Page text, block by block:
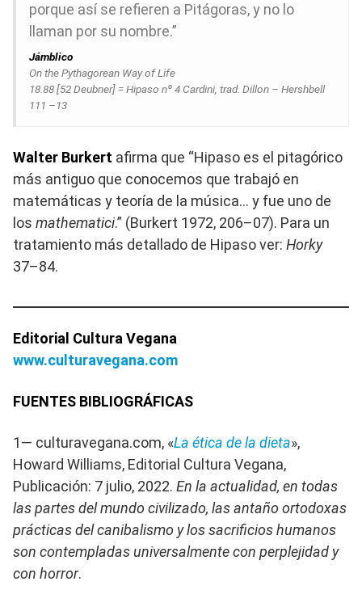
porque así se refieren a Pitágoras, y no lo
llaman por su nombre.”
Jámblico
On the Pythagorean Way of Life
18.88 [52 Deubner] = Hipaso nº 4 Cardini, trad. Dillon – Hershbell
111 –13
Walter Burkert afirma que “Hipaso es el pitagórico
más antiguo que conocemos que trabajó en
matemáticas y teoría de la música… y fue uno de
los mathematici.” (Burkert 1972, 206–07). Para un
tratamiento más detallado de Hipaso ver: Horky
37–84.
Editorial Cultura Vegana
www.culturavegana.com
FUENTES BIBLIOGRÁFICAS
1— culturavegana.com, «La ética de la dieta»,
Howard Williams, Editorial Cultura Vegana,
Publicación: 7 julio, 2022. En la actualidad, en todas
las partes del mundo civilizado, las antaño ortodoxas
prácticas del canibalismo y los sacrificios humanos
son contempladas universalmente con perplejidad y
con horror.